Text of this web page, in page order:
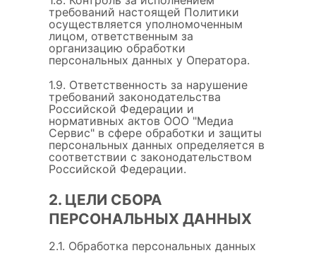
требований настоящей Политики
осуществляется уполномоченным
лицом, ответственным за
организацию обработки
персональных данных у Оператора.
1.9. Ответственность за нарушение
требований законодательства
Российской Федерации и
нормативных актов ООО "Медиа
Сервис" в сфере обработки и защиты
персональных данных определяется в
соответствии с законодательством
Российской Федерации.
2. ЦЕЛИ СБОРА
ПЕРСОНАЛЬНЫХ ДАННЫХ
2.1. Обработка персональных данных